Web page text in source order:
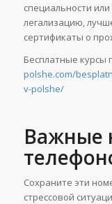
специальности
легализацию,
сертификаты о
Бесплатные курсы
polshe.com/
v-polshe/
Важные
Сохраните эти
стрессовой